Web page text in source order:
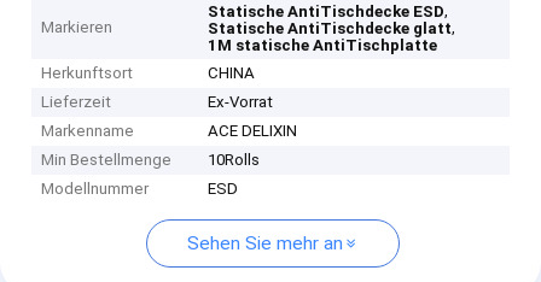
Markieren
Statische AntiTischdecke ESD,
Statische AntiTischdecke glatt,
1M statische AntiTischplatte
Herkunftsort
CHINA
Lieferzeit
Ex-Vorrat
Markenname
ACE DELIXIN
Min Bestellmenge
10Rolls
Modellnummer
ESD
Sehen Sie mehr an